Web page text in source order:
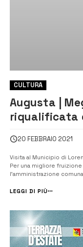
CULTURA
Augusta |
riqualificata
20 FEBBRAIO 2021
Visita al Municipio di
Per una migliore
l’amministrazione
Tra le idee di possibile
LEGGI DI PIÙ